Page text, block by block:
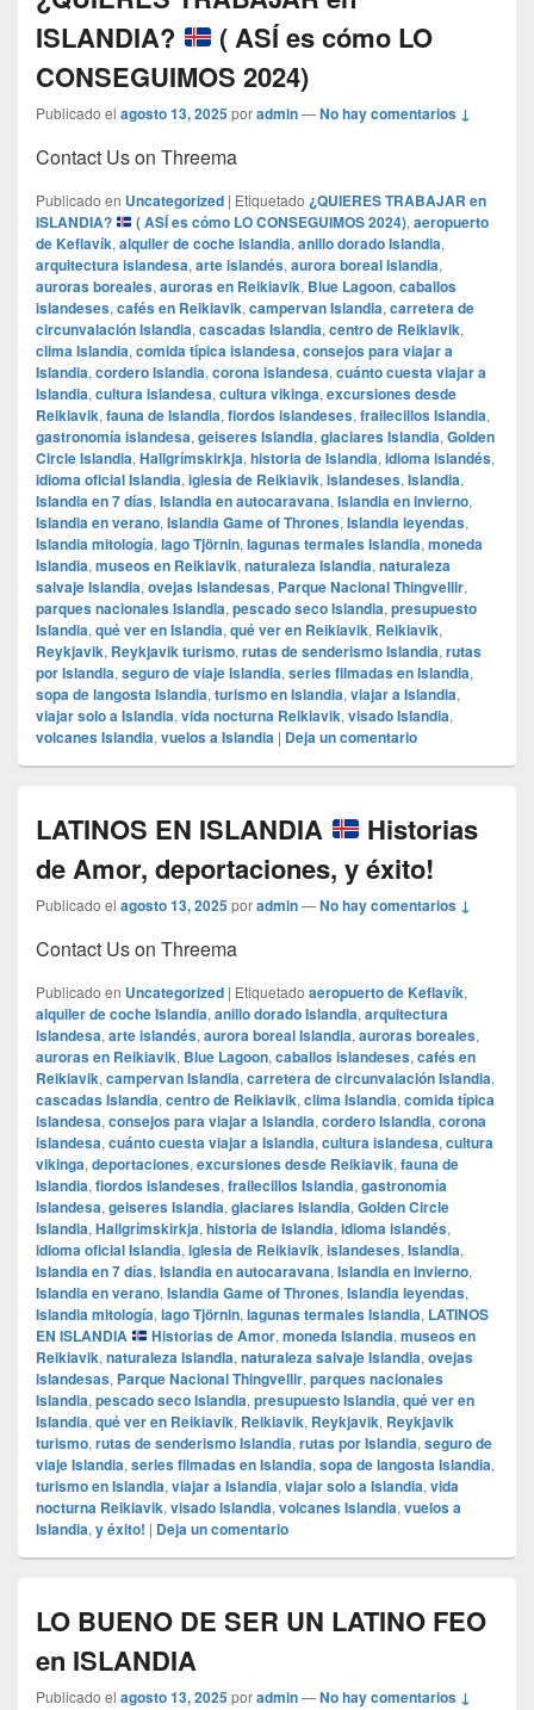
ISLANDIA?
( ASÍ es cómo LO
CONSEGUIMOS 2024)
Publicado el agosto 13, 2025poradmin—No hay comentarios ↓
Contact Us on Threema
Publicado en Uncategorized | Etiquetado ¿QUIERES TRABAJAR en
ISLANDIA?
( ASÍ es cómo LO CONSEGUIMOS 2024), aeropuerto
de Keflavík, alquiler de coche Islandia, anillo dorado Islandia,
arquitectura islandesa, arte islandés, aurora boreal Islandia,
auroras boreales, auroras en Reikiavik, Blue Lagoon, caballos
islandeses, cafés en Reikiavik, campervan Islandia, carretera de
circunvalación Islandia, cascadas Islandia, centro de Reikiavik,
clima Islandia, comida típica islandesa, consejos para viajar a
Islandia, cordero Islandia, corona islandesa, cuánto cuesta viajar a
Islandia, cultura islandesa, cultura vikinga, excursiones desde
Reikiavik, fauna de Islandia, fiordos islandeses, frailecillos Islandia,
gastronomía islandesa, geiseres Islandia, glaciares Islandia, Golden
Circle Islandia, Hallgrímskirkja, historia de Islandia, idioma islandés,
idioma oficial Islandia, iglesia de Reikiavik, islandeses, Islandia,
Islandia en 7 días, Islandia en autocaravana, Islandia en invierno,
Islandia en verano, Islandia Game of Thrones, Islandia leyendas,
Islandia mitología, lago Tjörnin, lagunas termales Islandia, moneda
Islandia, museos en Reikiavik, naturaleza Islandia, naturaleza
salvaje Islandia, ovejas islandesas, Parque Nacional Thingvellir,
parques nacionales Islandia, pescado seco Islandia, presupuesto
Islandia, qué ver en Islandia, qué ver en Reikiavik, Reikiavik,
Reykjavik, Reykjavik turismo, rutas de senderismo Islandia, rutas
por Islandia, seguro de viaje Islandia, series filmadas en Islandia,
sopa de langosta Islandia, turismo en Islandia, viajar a Islandia,
viajar solo a Islandia, vida nocturna Reikiavik, visado Islandia,
volcanes Islandia, vuelos a Islandia | Deja un comentario
LATINOS EN ISLANDIA
Historias
de Amor, deportaciones, y éxito!
Publicado el agosto 13, 2025poradmin—No hay comentarios ↓
Contact Us on Threema
Publicado en Uncategorized | Etiquetado aeropuerto de Keflavík,
alquiler de coche Islandia, anillo dorado Islandia, arquitectura
islandesa, arte islandés, aurora boreal Islandia, auroras boreales,
auroras en Reikiavik, Blue Lagoon, caballos islandeses, cafés en
Reikiavik, campervan Islandia, carretera de circunvalación Islandia,
cascadas Islandia, centro de Reikiavik, clima Islandia, comida típica
islandesa, consejos para viajar a Islandia, cordero Islandia, corona
islandesa, cuánto cuesta viajar a Islandia, cultura islandesa, cultura
vikinga, deportaciones, excursiones desde Reikiavik, fauna de
Islandia, fiordos islandeses, frailecillos Islandia, gastronomía
islandesa, geiseres Islandia, glaciares Islandia, Golden Circle
Islandia, Hallgrímskirkja, historia de Islandia, idioma islandés,
idioma oficial Islandia, iglesia de Reikiavik, islandeses, Islandia,
Islandia en 7 días, Islandia en autocaravana, Islandia en invierno,
Islandia en verano, Islandia Game of Thrones, Islandia leyendas,
Islandia mitología, lago Tjörnin, lagunas termales Islandia, LATINOS
EN ISLANDIA
Historias de Amor, moneda Islandia, museos en
Reikiavik, naturaleza Islandia, naturaleza salvaje Islandia, ovejas
islandesas, Parque Nacional Thingvellir, parques nacionales
Islandia, pescado seco Islandia, presupuesto Islandia, qué ver en
Islandia, qué ver en Reikiavik, Reikiavik, Reykjavik, Reykjavik
turismo, rutas de senderismo Islandia, rutas por Islandia, seguro de
viaje Islandia, series filmadas en Islandia, sopa de langosta Islandia,
turismo en Islandia, viajar a Islandia, viajar solo a Islandia, vida
nocturna Reikiavik, visado Islandia, volcanes Islandia, vuelos a
Islandia, y éxito! | Deja un comentario
LO BUENO DE SER UN LATINO FEO
en ISLANDIA
Publicado el agosto 13, 2025poradmin—No hay comentarios ↓